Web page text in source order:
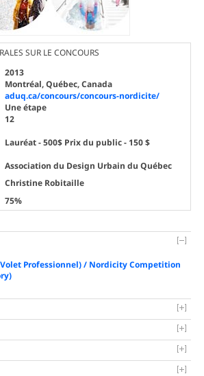
SUR LE CONCOURS
2013
Montréal, Québec, Canada
aduq.ca/concours/concours-nordicite/
Une étape
12
Lauréat - 500$ Prix du public - 150 $
Association du Design Urbain du Québec
Christine Robitaille
75%
Professionnel) / Nordicity Competition